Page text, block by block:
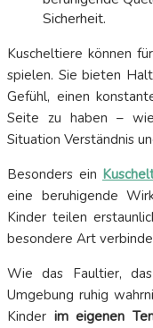
Sicherheit.
Kuscheltiere können
spielen. Sie bieten
Gefühl, einen
Seite zu haben –
Situation Verständnis
Besonders ein
eine beruhigende
Kinder teilen
besondere Art
Wie das Faultier,
Umgebung ruhig
Kinder im eigenen